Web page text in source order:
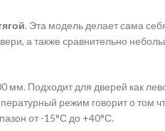
. Эта модель делает сама
а также сравнительно
Подходит для дверей как
режим говорит о том
от -15°С до +40°С.